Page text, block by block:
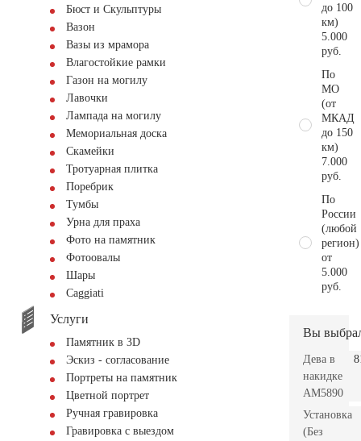
Бюст и Скульптуры
Вазон
Вазы из мрамора
Влагостойкие рамки
Газон на могилу
Лавочки
Лампада на могилу
Мемориальная доска
Скамейки
Тротуарная плитка
Поребрик
Тумбы
Урна для праха
Фото на памятник
Фотоовалы
Шары
Сaggiati
Услуги
Памятник в 3D
Эскиз - согласование
Портреты на памятник
Цветной портрет
Ручная гравировка
Гравировка с выездом
до 100
км)
5.000
руб.
По
МО
(от
МКАД
до 150
км)
7.000
руб.
По
России
(любой
регион)
от
5.000
руб.
Вы
Дева в
накидке
AM5890
Установка
(Без